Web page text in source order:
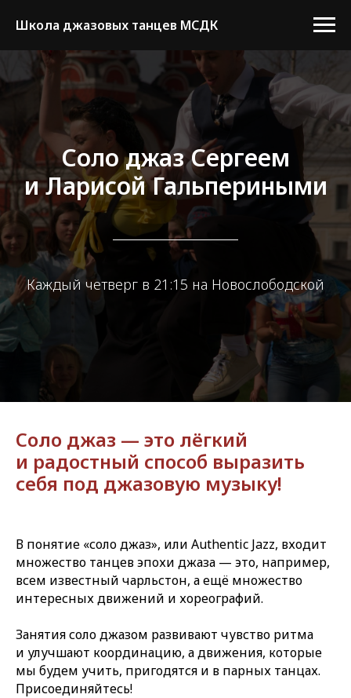
Школа джазовых танцев МСДК
Соло джаз Сергеем
и Ларисой Гальпериными
Каждый четверг в 21:15 на Новослободской
Соло джаз — это лёгкий
и радостный способ выразить
себя под джазовую музыку!
В понятие «соло джаз», или Authentic Jazz, входит
множество танцев эпохи джаза — это, например,
всем известный чарльстон, а ещё множество
интересных движений и хореографий.
Занятия соло джазом развивают чувство ритма
и улучшают координацию, а движения, которые
мы будем учить, пригодятся и в парных танцах.
Присоединяйтесь!